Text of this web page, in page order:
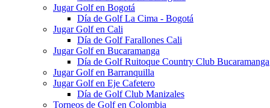
Jugar Golf en Bogotá
Día de Golf La Cima - Bogotá
Jugar Golf en Cali
Día de Golf Farallones Cali
Jugar Golf en Bucaramanga
Día de Golf Ruitoque Country Club Bucaramanga
Jugar Golf en Barranquilla
Jugar Golf en Eje Cafetero
Día de Golf Club Manizales
Torneos de Golf en Colombia